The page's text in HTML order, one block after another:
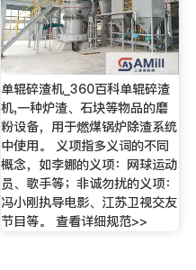
单辊碎渣机_360百科单辊碎渣
机,一种炉渣、石块等物品的磨
粉设备，用于燃煤锅炉除渣系统
中使用。 义项指多义词的不同
概念，如李娜的义项：网球运动
员、歌手等；非诚勿扰的义项：
冯小刚执导电影、江苏卫视交友
节目等。 查看详细规范>>